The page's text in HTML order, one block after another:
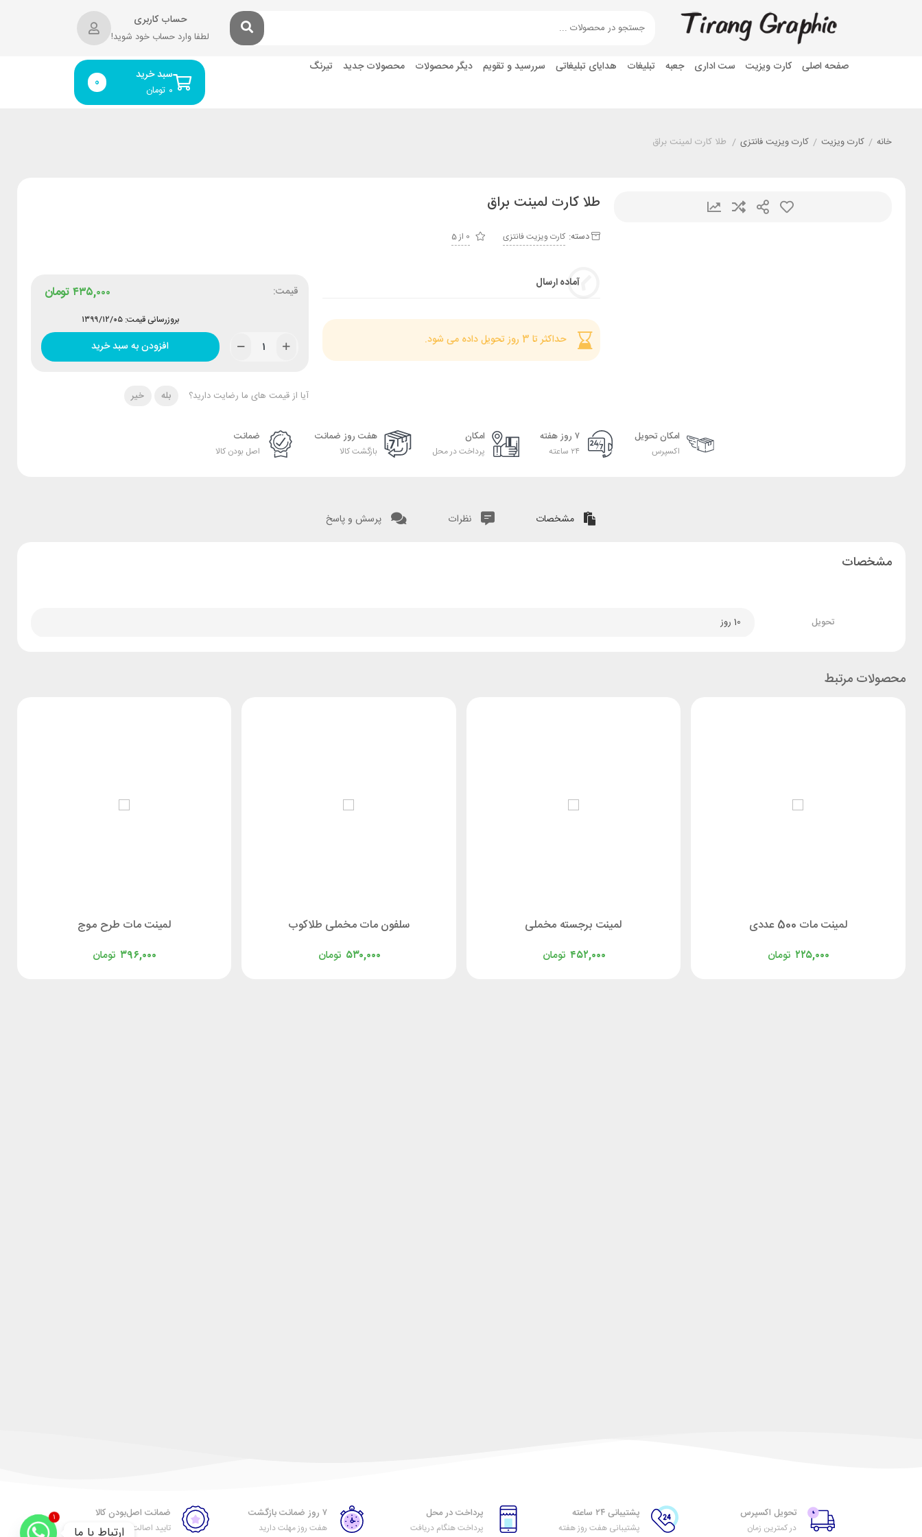
حساب کاربری
لطفا وارد حساب خود شوید!
صفحه اصلی کارت ویزیت ست اداری جعبه تبلیغات هدایای تبلیغاتی سررسید و تقویم دیگر محصولات محصولات جدید تیرنگ سبد خرید
تومان ۰ 0
خانه / کارت ویزیت / کارت ویزیت فانتزی / طلا کارت لمینت براق
طلا کارت لمینت براق
دسته: کارت ویزیت فانتزی 0 از 5
آماده ارسال
حداکثر تا 3 روز تحویل داده می شود.
قیمت: تومان۴۳۵,۰۰۰
بروزرسانی قیمت: ۱۳۹۹/۱۲/۰۵
افزودن به سبد خرید
آیا از قیمت های ما رضایت دارید؟ بله خیر
امکان تحویل
اکسپرس
۷ روز هفته
۲۴ ساعته
امکان
پرداخت در محل
هفت روز ضمانت
بازگشت کالا
ضمانت
اصل بودن کالا
مشخصات نظرات پرسش و پاسخ
مشخصات
تحویل 10 روز
محصولات مرتبط
لمینت مات 500 عددی
تومان ۲۲۵,۰۰۰
لمینت برجسته مخملی
تومان ۴۵۲,۰۰۰
سلفون مات مخملی طلاکوب
تومان ۵۳۰,۰۰۰
لمینت مات طرح موج
تومان ۳۹۶,۰۰۰
تحویل اکسپرس
در کمترین زمان
پشتیبانی ۲۴ ساعته
پشتیبانی هفت روز هفته
پرداخت در محل
پرداخت هنگام دریافت
۷ روز ضمانت بازگشت
هفت روز مهلت دارید
ضمانت اصل‌بودن کالا
تایید اصالت کالا
1
ارتباط با ما